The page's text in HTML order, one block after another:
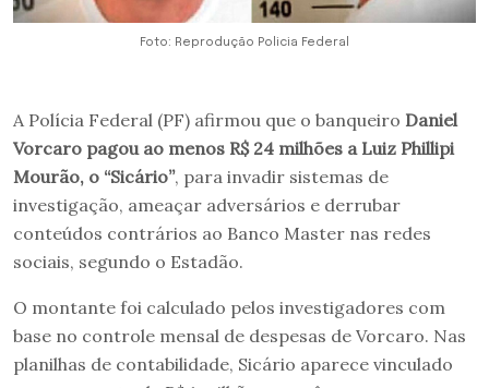
Foto: Reprodução Policia Federal
A Polícia Federal (PF) afirmou que o banqueiro Daniel
Vorcaro pagou ao menos R$ 24 milhões a Luiz Phillipi
Mourão, o “Sicário”, para invadir sistemas de
investigação, ameaçar adversários e derrubar
conteúdos contrários ao Banco Master nas redes
sociais, segundo o Estadão.
O montante foi calculado pelos investigadores com
base no controle mensal de despesas de Vorcaro. Nas
planilhas de contabilidade, Sicário aparece vinculado